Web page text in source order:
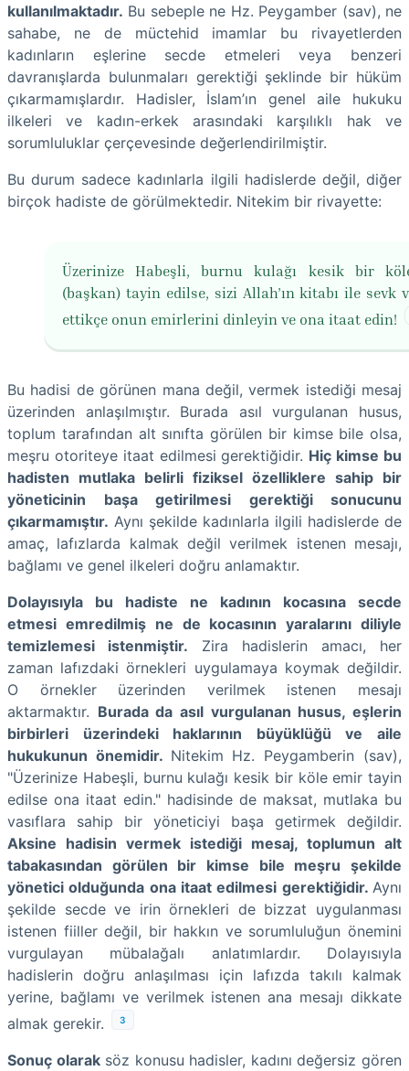
kullanılmaktadır. Bu sebeple ne Hz. Peygamber (sav), ne
sahabe, ne de müctehid imamlar bu rivayetlerden
kadınların eşlerine secde etmeleri veya benzeri
davranışlarda bulunmaları gerektiği şeklinde bir hüküm
çıkarmamışlardır. Hadisler, İslam’ın genel aile hukuku
ilkeleri ve kadın-erkek arasındaki karşılıklı hak ve
sorumluluklar çerçevesinde değerlendirilmiştir.
Bu durum sadece kadınlarla ilgili hadislerde değil, diğer
birçok hadiste de görülmektedir. Nitekim bir rivayette:
Üzerinize Habeşli, burnu kulağı kesik bir
(başkan) tayin edilse, sizi Allah’ın kitabı ile sevk
ettikçe onun emirlerini dinleyin ve ona itaat edin!
Bu hadisi de görünen mana değil, vermek istediği mesaj
üzerinden anlaşılmıştır. Burada asıl vurgulanan husus,
toplum tarafından alt sınıfta görülen bir kimse bile olsa,
meşru otoriteye itaat edilmesi gerektiğidir. Hiç kimse bu
hadisten mutlaka belirli fiziksel özelliklere sahip bir
yöneticinin başa getirilmesi gerektiği sonucunu
çıkarmamıştır. Aynı şekilde kadınlarla ilgili hadislerde de
amaç, lafızlarda kalmak değil verilmek istenen mesajı,
bağlamı ve genel ilkeleri doğru anlamaktır.
Dolayısıyla bu hadiste ne kadının kocasına secde
etmesi emredilmiş ne de kocasının yaralarını diliyle
temizlemesi istenmiştir. Zira hadislerin amacı, her
zaman lafızdaki örnekleri uygulamaya koymak değildir.
O örnekler üzerinden verilmek istenen mesajı
aktarmaktır. Burada da asıl vurgulanan husus, eşlerin
birbirleri üzerindeki haklarının büyüklüğü ve aile
hukukunun önemidir. Nitekim Hz. Peygamberin (sav),
"Üzerinize Habeşli, burnu kulağı kesik bir köle emir tayin
edilse ona itaat edin." hadisinde de maksat, mutlaka bu
vasıflara sahip bir yöneticiyi başa getirmek değildir.
Aksine hadisin vermek istediği mesaj, toplumun alt
tabakasından görülen bir kimse bile meşru şekilde
yönetici olduğunda ona itaat edilmesi gerektiğidir. Aynı
şekilde secde ve irin örnekleri de bizzat uygulanması
istenen fiiller değil, bir hakkın ve sorumluluğun önemini
vurgulayan mübalağalı anlatımlardır. Dolayısıyla
hadislerin doğru anlaşılması için lafızda takılı kalmak
yerine, bağlamı ve verilmek istenen ana mesajı dikkate
almak gerekir.
3
Sonuç olaraksöz konusu hadisler, kadını değersiz gören